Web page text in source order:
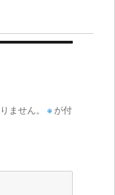
ません。 ※が付